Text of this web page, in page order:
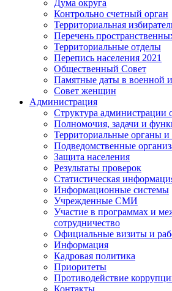
Дума округа
Контрольно счетный орган
Территориальная
Перечень
Территориальные отделы
Перепись населения 2021
Общественный Совет
Памятные даты в военной
Совет женщин
Администрация
Структура администрации
Полномочия, задачи и
Территориальные органы и
Подведомственные
Защита населения
Результаты проверок
Статистическая
Информационные системы
Учрежденные СМИ
Участие в программах и
сотрудничество
Официальные визиты и
Информация
Кадровая политика
Приоритеты
Противодействие